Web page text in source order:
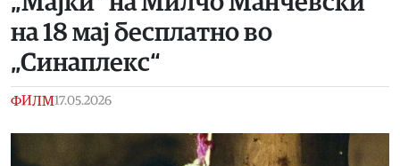
на 18 мај бесплатно во
„Синаплекс“
ФИЛМ17.05.2026